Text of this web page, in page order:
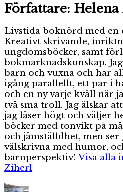
Författare:
Livstida boknörd med en
Kreativt skrivande,
ungdomsböcker, samt
bokmarknadskunskap.
barn och vuxna och har
igång parallellt, ett par i
och en ny varje kväll när
två små troll. Jag älskar
jag läser högt och väljer
böcker med tonvikt på
och jämställdhet, men ser
välskrivna med humor,
barnperspektiv! Visa alla
Ziherl
Författare